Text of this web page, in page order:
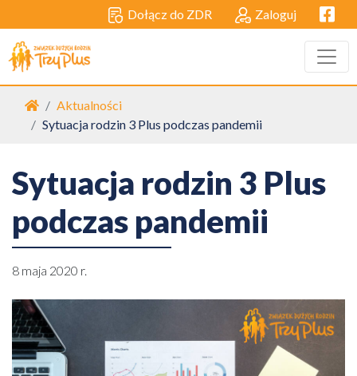
Dołącz do ZDR Zaloguj
Strona główna
Aktualności
Sytuacja rodzin 3 Plus podczas pandemii
Sytuacja rodzin 3 Plus
podczas pandemii
8 maja 2020 r.